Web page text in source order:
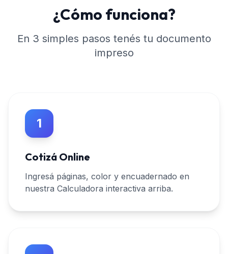
¿Cómo funciona?
En 3 simples pasos tenés tu documento
impreso
1
Cotizá Online
Ingresá páginas, color y encuadernado en
nuestra Calculadora interactiva arriba.